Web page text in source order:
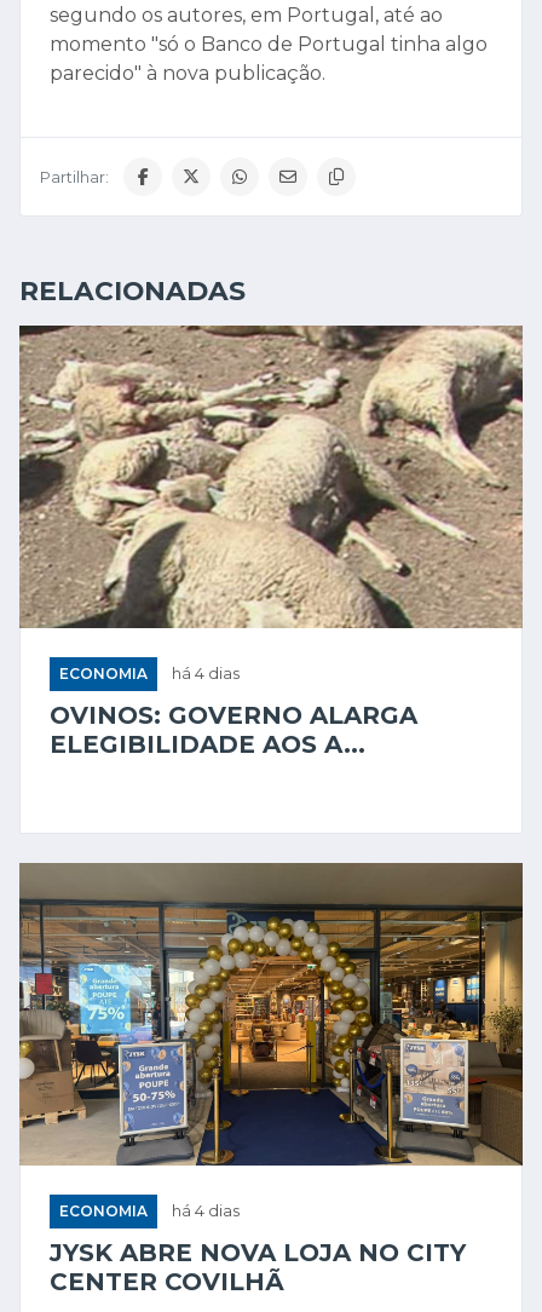
segundo os autores, em Portugal, até ao
momento "só o Banco de Portugal tinha algo
parecido" à nova publicação.
Partilhar:
RELACIONADAS
ECONOMIA há 4 dias
OVINOS: GOVERNO ALARGA
ELEGIBILIDADE AOS A...
ECONOMIA há 4 dias
JYSK ABRE NOVA LOJA NO CITY
CENTER COVILHÃ